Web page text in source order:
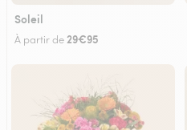
Soleil
À partir de29€95